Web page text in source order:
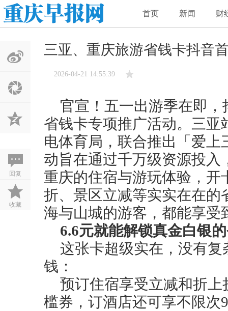
首页 新闻 财
回复
收藏
三亚、重庆旅游省钱卡抖音
2026-04-21 14:55:39
官宣！五一出游季在即
省钱卡专项推广活动。三
电体育局，联合推出「爱
动旨在通过千万级资源投
重庆的住宿与游玩体验，
折、景区立减等实实在在
海与山城的游客，都能享受
6.6元就能解锁真金白银
这张卡超级实在，没有
钱：
预订住宿享受立减和折
槛券，订酒店还可享不限次